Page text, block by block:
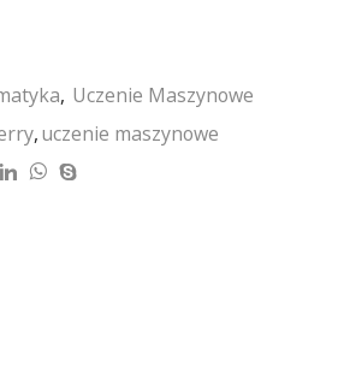
, Uczenie Maszynowe
,uczenie maszynowe